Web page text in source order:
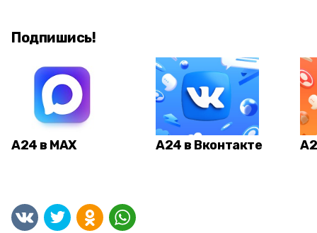
Подпишись!
А24 в MAX А24 в Вконтакте